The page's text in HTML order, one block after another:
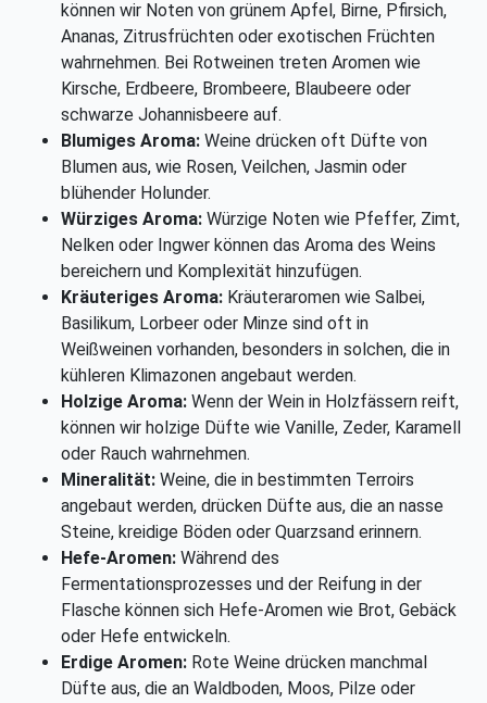
können wir Noten von grünem Apfel, Birne, Pfirsich,
Ananas, Zitrusfrüchten oder exotischen Früchten
wahrnehmen. Bei Rotweinen treten Aromen wie
Kirsche, Erdbeere, Brombeere, Blaubeere oder
schwarze Johannisbeere auf.
Blumiges Aroma: Weine drücken oft Düfte von
Blumen aus, wie Rosen, Veilchen, Jasmin oder
blühender Holunder.
Würziges Aroma: Würzige Noten wie Pfeffer, Zimt,
Nelken oder Ingwer können das Aroma des Weins
bereichern und Komplexität hinzufügen.
Kräuteriges Aroma: Kräuteraromen wie Salbei,
Basilikum, Lorbeer oder Minze sind oft in
Weißweinen vorhanden, besonders in solchen, die in
kühleren Klimazonen angebaut werden.
Holzige Aroma: Wenn der Wein in Holzfässern reift,
können wir holzige Düfte wie Vanille, Zeder, Karamell
oder Rauch wahrnehmen.
Mineralität: Weine, die in bestimmten Terroirs
angebaut werden, drücken Düfte aus, die an nasse
Steine, kreidige Böden oder Quarzsand erinnern.
Hefe-Aromen: Während des
Fermentationsprozesses und der Reifung in der
Flasche können sich Hefe-Aromen wie Brot, Gebäck
oder Hefe entwickeln.
Erdige Aromen: Rote Weine drücken manchmal
Düfte aus, die an Waldboden, Moos, Pilze oder